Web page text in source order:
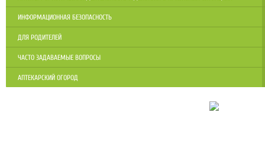
ИНФОРМАЦИОННАЯ БЕЗОПАСНОСТЬ
ДЛЯ РОДИТЕЛЕЙ
ЧАСТО ЗАДАВАЕМЫЕ ВОПРОСЫ
АПТЕКАРСКИЙ ОГОРОД